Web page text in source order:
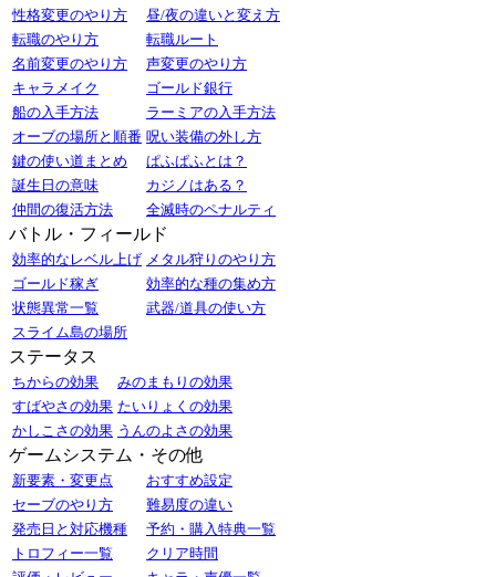
性格変更のやり方
昼/夜の違いと変え方
転職のやり方
転職ルート
名前変更のやり方
声変更のやり方
キャラメイク
ゴールド銀行
船の入手方法
ラーミアの入手方法
オーブの場所と順番 呪い装備の外し方
鍵の使い道まとめ
ぱふぱふとは？
誕生日の意味
カジノはある？
仲間の復活方法
全滅時のペナルティ
バトル・フィールド
効率的なレベル上げ メタル狩りのやり方
ゴールド稼ぎ
効率的な種の集め方
状態異常一覧
武器/道具の使い方
スライム島の場所
ステータス
ちからの効果
みのまもりの効果
すばやさの効果 たいりょくの効果
かしこさの効果 うんのよさの効果
ゲームシステム・その他
新要素・変更点
おすすめ設定
セーブのやり方
難易度の違い
発売日と対応機種
予約・購入特典一覧
トロフィー一覧
クリア時間